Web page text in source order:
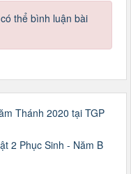
thể bình luận bài
Thánh 2020 tại TGP
2 Phục Sinh - Năm B